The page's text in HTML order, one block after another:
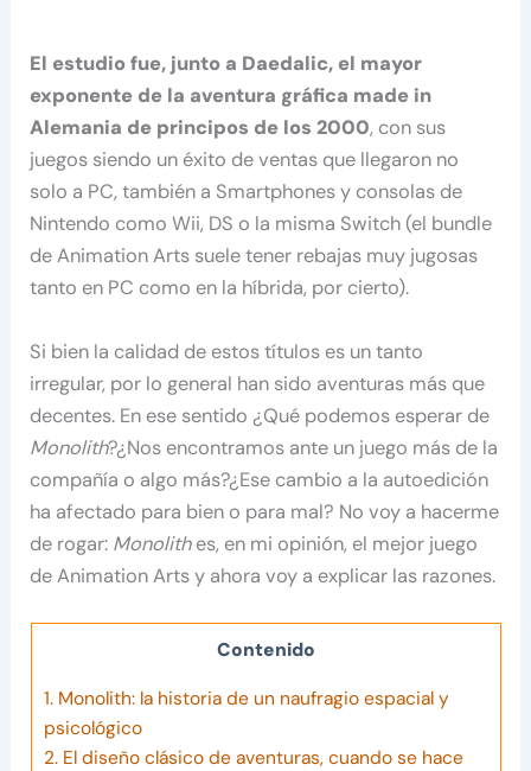
El estudio fue, junto a Daedalic, el mayor
exponente de la aventura gráfica made in
Alemania de principos de los 2000, con sus
juegos siendo un éxito de ventas que llegaron no
solo a PC, también a Smartphones y consolas de
Nintendo como Wii, DS o la misma Switch (el bundle
de Animation Arts suele tener rebajas muy jugosas
tanto en PC como en la híbrida, por cierto).
Si bien la calidad de estos títulos es un tanto
irregular, por lo general han sido aventuras más que
decentes. En ese sentido ¿Qué podemos esperar de
Monolith?¿Nos encontramos ante un juego más de la
compañía o algo más?¿Ese cambio a la autoedición
ha afectado para bien o para mal? No voy a hacerme
de rogar: Monolithes, en mi opinión, el mejor juego
de Animation Arts y ahora voy a explicar las razones.
Contenido
1.Monolith: la historia de un naufragio espacial y
psicológico
2.El diseño clásico de aventuras, cuando se hace